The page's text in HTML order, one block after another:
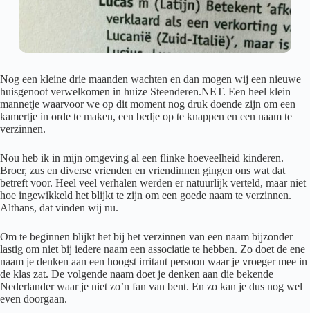
Nog een kleine drie maanden wachten en dan mogen wij een nieuwe
huisgenoot verwelkomen in huize Steenderen.NET. Een heel klein
mannetje waarvoor we op dit moment nog druk doende zijn om een
kamertje in orde te maken, een bedje op te knappen en een naam te
verzinnen.
Nou heb ik in mijn omgeving al een flinke hoeveelheid kinderen.
Broer, zus en diverse vrienden en vriendinnen gingen ons wat dat
betreft voor. Heel veel verhalen werden er natuurlijk verteld, maar niet
hoe ingewikkeld het blijkt te zijn om een goede naam te verzinnen.
Althans, dat vinden wij nu.
Om te beginnen blijkt het bij het verzinnen van een naam bijzonder
lastig om niet bij iedere naam een associatie te hebben. Zo doet de ene
naam je denken aan een hoogst irritant persoon waar je vroeger mee in
de klas zat. De volgende naam doet je denken aan die bekende
Nederlander waar je niet zo’n fan van bent. En zo kan je dus nog wel
even doorgaan.